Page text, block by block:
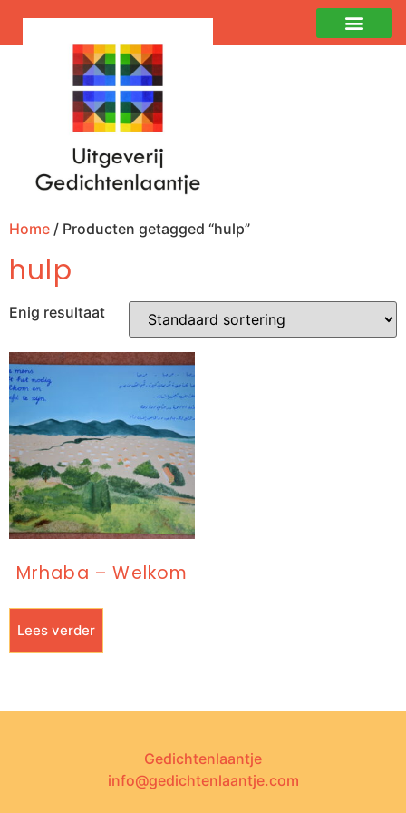
Home / Producten getagged “hulp”
hulp
Enig resultaat
Mrhaba – Welkom
Lees verder
Gedichtenlaantje
info@gedichtenlaantje.com